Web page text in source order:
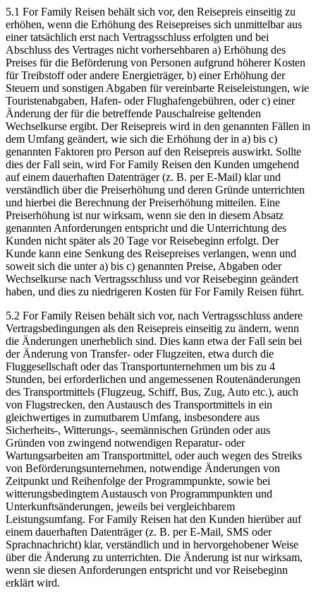
5.1 For Family Reisen behält sich vor, den Reisepreis einseitig zu
erhöhen, wenn die Erhöhung des Reisepreises sich unmittelbar aus
einer tatsächlich erst nach Vertragsschluss erfolgten und bei
Abschluss des Vertrages nicht vorhersehbaren a) Erhöhung des
Preises für die Beförderung von Personen aufgrund höherer Kosten
für Treibstoff oder andere Energieträger, b) einer Erhöhung der
Steuern und sonstigen Abgaben für vereinbarte Reiseleistungen, wie
Touristenabgaben, Hafen- oder Flughafengebühren, oder c) einer
Änderung der für die betreffende Pauschalreise geltenden
Wechselkurse ergibt. Der Reisepreis wird in den genannten Fällen in
dem Umfang geändert, wie sich die Erhöhung der in a) bis c)
genannten Faktoren pro Person auf den Reisepreis auswirkt. Sollte
dies der Fall sein, wird For Family Reisen den Kunden umgehend
auf einem dauerhaften Datenträger (z. B. per E-Mail) klar und
verständlich über die Preiserhöhung und deren Gründe unterrichten
und hierbei die Berechnung der Preiserhöhung mitteilen. Eine
Preiserhöhung ist nur wirksam, wenn sie den in diesem Absatz
genannten Anforderungen entspricht und die Unterrichtung des
Kunden nicht später als 20 Tage vor Reisebeginn erfolgt. Der
Kunde kann eine Senkung des Reisepreises verlangen, wenn und
soweit sich die unter a) bis c) genannten Preise, Abgaben oder
Wechselkurse nach Vertragsschluss und vor Reisebeginn geändert
haben, und dies zu niedrigeren Kosten für For Family Reisen führt.
5.2 For Family Reisen behält sich vor, nach Vertragsschluss andere
Vertragsbedingungen als den Reisepreis einseitig zu ändern, wenn
die Änderungen unerheblich sind. Dies kann etwa der Fall sein bei
der Änderung von Transfer- oder Flugzeiten, etwa durch die
Fluggesellschaft oder das Transportunternehmen um bis zu 4
Stunden, bei erforderlichen und angemessenen Routenänderungen
des Transportmittels (Flugzeug, Schiff, Bus, Zug, Auto etc.), auch
von Flugstrecken, den Austausch des Transportmittels in ein
gleichwertiges in zumutbarem Umfang, insbesondere aus
Sicherheits-, Witterungs-, seemännischen Gründen oder aus
Gründen von zwingend notwendigen Reparatur- oder
Wartungsarbeiten am Transportmittel, oder auch wegen des Streiks
von Beförderungsunternehmen, notwendige Änderungen von
Zeitpunkt und Reihenfolge der Programmpunkte, sowie bei
witterungsbedingtem Austausch von Programmpunkten und
Unterkunftsänderungen, jeweils bei vergleichbarem
Leistungsumfang. For Family Reisen hat den Kunden hierüber auf
einem dauerhaften Datenträger (z. B. per E-Mail, SMS oder
Sprachnachricht) klar, verständlich und in hervorgehobener Weise
über die Änderung zu unterrichten. Die Änderung ist nur wirksam,
wenn sie diesen Anforderungen entspricht und vor Reisebeginn
erklärt wird.